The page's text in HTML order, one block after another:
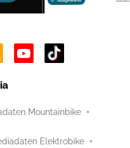
Mountainbike
Elektrobike